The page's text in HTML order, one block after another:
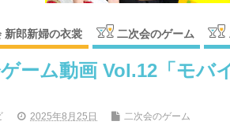
新郎新婦の衣裳 二次会のゲーム
ーム動画 Vol.12「モバ
2025年8月25日 二次会のゲーム